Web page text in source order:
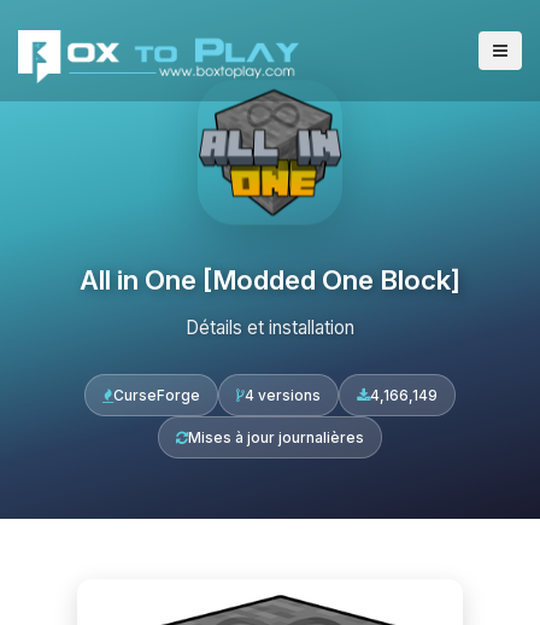
All in One [Modded One Block]
Détails et installation
CurseForge 4 versions 4,166,149
Mises à jour journalières